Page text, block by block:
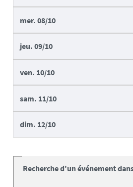
mer. 08/10
jeu. 09/10
ven. 10/10
sam. 11/10
dim. 12/10
Recherche d'un événement